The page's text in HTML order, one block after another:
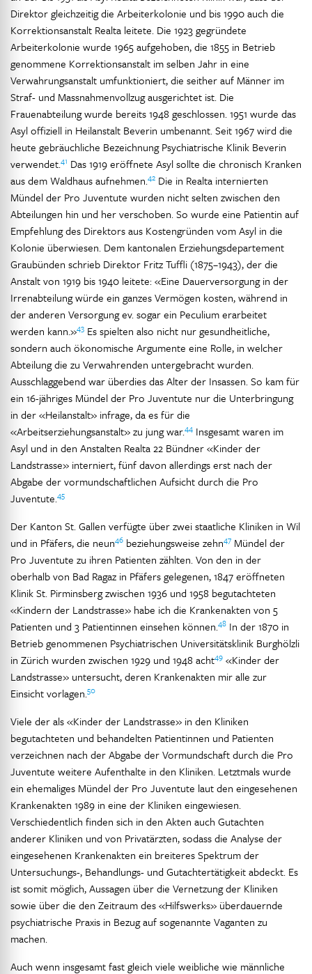
Direktor gleichzeitig die Arbeiterkolonie und bis 1990 auch die
Korrektionsanstalt Realta leitete. Die 1923 gegründete
Arbeiterkolonie wurde 1965 aufgehoben, die 1855 in Betrieb
genommene Korrektionsanstalt im selben Jahr in eine
Verwahrungsanstalt umfunktioniert, die seither auf Männer im
Straf- und Massnahmenvollzug ausgerichtet ist. Die
Frauenabteilung wurde bereits 1948 geschlossen. 1951 wurde das
Asyl offiziell in Heilanstalt Beverin umbenannt. Seit 1967 wird die
heute gebräuchliche Bezeichnung Psychiatrische Klinik Beverin
verwendet.41 Das 1919 eröffnete Asyl sollte die chronisch Kranken
aus dem Waldhaus aufnehmen.42 Die in Realta internierten
Mündel der Pro Juventute wurden nicht selten zwischen den
Abteilungen hin und her verschoben. So wurde eine Patientin auf
Empfehlung des Direktors aus Kostengründen vom Asyl in die
Kolonie überwiesen. Dem kantonalen Erziehungsdepartement
Graubünden schrieb Direktor Fritz Tuffli (1875–1943), der die
Anstalt von 1919 bis 1940 leitete: «Eine Dauerversorgung in der
Irrenabteilung würde ein ganzes Vermögen kosten, während in
der anderen Versorgung ev. sogar ein Peculium erarbeitet
werden kann.»43 Es spielten also nicht nur gesundheitliche,
sondern auch ökonomische Argumente eine Rolle, in welcher
Abteilung die zu Verwahrenden untergebracht wurden.
Ausschlaggebend war überdies das Alter der Insassen. So kam für
ein 16-jähriges Mündel der Pro Juventute nur die Unterbringung
in der «Heilanstalt» infrage, da es für die
«Arbeitserziehungsanstalt» zu jung war.44 Insgesamt waren im
Asyl und in den Anstalten Realta 22 Bündner «Kinder der
Landstrasse» interniert, fünf davon allerdings erst nach der
Abgabe der vormundschaftlichen Aufsicht durch die Pro
Juventute.45
Der Kanton St. Gallen verfügte über zwei staatliche Kliniken in Wil
und in Pfäfers, die neun46 beziehungsweise zehn47 Mündel der
Pro Juventute zu ihren Patienten zählten. Von den in der
oberhalb von Bad Ragaz in Pfäfers gelegenen, 1847 eröffneten
Klinik St. Pirminsberg zwischen 1936 und 1958 begutachteten
«Kindern der Landstrasse» habe ich die Krankenakten von 5
Patienten und 3 Patientinnen einsehen können.48 In der 1870 in
Betrieb genommenen Psychiatrischen Universitätsklinik Burghölzli
in Zürich wurden zwischen 1929 und 1948 acht49 «Kinder der
Landstrasse» untersucht, deren Krankenakten mir alle zur
Einsicht vorlagen.50
Viele der als «Kinder der Landstrasse» in den Kliniken
begutachteten und behandelten Patientinnen und Patienten
verzeichnen nach der Abgabe der Vormundschaft durch die Pro
Juventute weitere Aufenthalte in den Kliniken. Letztmals wurde
ein ehemaliges Mündel der Pro Juventute laut den eingesehenen
Krankenakten 1989 in eine der Kliniken eingewiesen.
Verschiedentlich finden sich in den Akten auch Gutachten
anderer Kliniken und von Privatärzten, sodass die Analyse der
eingesehenen Krankenakten ein breiteres Spektrum der
Untersuchungs-, Behandlungs- und Gutachtertätigkeit abdeckt. Es
ist somit möglich, Aussagen über die Vernetzung der Kliniken
sowie über die den Zeitraum des «Hilfswerks» überdauernde
psychiatrische Praxis in Bezug auf sogenannte Vaganten zu
machen.
Auch wenn insgesamt fast gleich viele weibliche wie männliche